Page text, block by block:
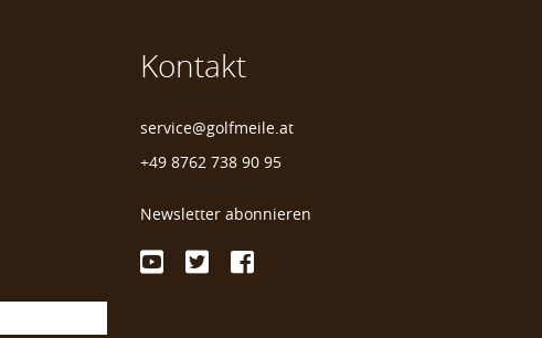
Kontakt
service@golfmeile.at
+49 8762 738 90 95
Newsletter abonnieren